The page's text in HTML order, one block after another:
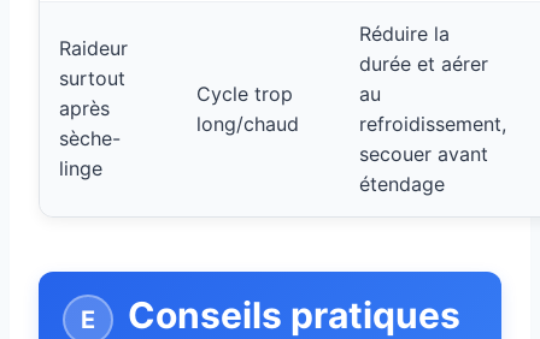
Raideur
surtout
après
sèche-
linge
Cycle trop
long/chaud
Réduire la
durée et aérer
au
refroidissement,
secouer avant
étendage
Conseils pratiques